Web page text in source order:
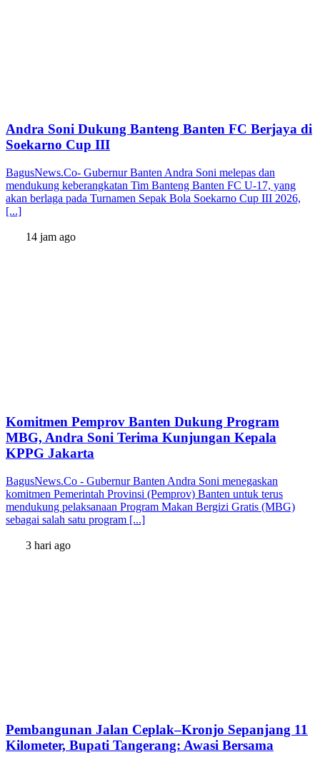
Andra Soni Dukung Banteng Banten FC Berjaya di
Soekarno Cup III
BagusNews.Co- Gubernur Banten Andra Soni melepas dan
mendukung keberangkatan Tim Banteng Banten FC U-17, yang
akan berlaga pada Turnamen Sepak Bola Soekarno Cup III 2026,
[...]
14 jam ago
Komitmen Pemprov Banten Dukung Program
MBG, Andra Soni Terima Kunjungan Kepala
KPPG Jakarta
BagusNews.Co - Gubernur Banten Andra Soni menegaskan
komitmen Pemerintah Provinsi (Pemprov) Banten untuk terus
mendukung pelaksanaan Program Makan Bergizi Gratis (MBG)
sebagai salah satu program [...]
3 hari ago
Pembangunan Jalan Ceplak–Kronjo Sepanjang 11
Kilometer, Bupati Tangerang: Awasi Bersama